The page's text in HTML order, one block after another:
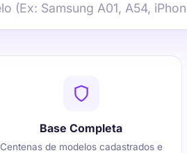
Base Completa
Centenas de modelos cadastrados e